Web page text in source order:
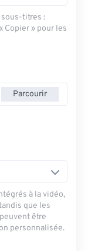
titres :
Copier » pour les
Parcourir
à la vidéo,
que les
être
personnalisée.